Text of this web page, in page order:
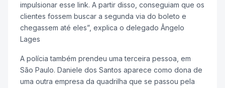
impulsionar esse link. A partir disso, conseguiam que os
clientes fossem buscar a segunda via do boleto e
chegassem até eles”, explica o delegado Ângelo
Lages
A polícia também prendeu uma terceira pessoa, em
São Paulo. Daniele dos Santos aparece como dona de
uma outra empresa da quadrilha que se passou pela